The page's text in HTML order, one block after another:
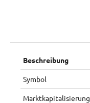
Beschreibung
Symbol
Marktkapitalisierung